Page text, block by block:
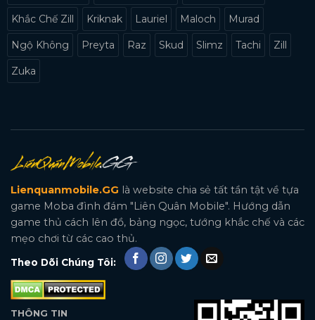
Khắc Chế Zill Kriknak Lauriel Maloch Murad
Ngộ Không Preyta Raz Skud Slimz Tachi Zill
Zuka
Lienquanmobile.GG là website chia sẻ tất tần tật về tựa
game Moba đình đám "Liên Quân Mobile". Hướng dẫn
game thủ cách lên đồ, bảng ngọc, tướng khắc chế và các
mẹo chơi từ các cao thủ.
Theo Dõi Chúng Tôi:
THÔNG TIN